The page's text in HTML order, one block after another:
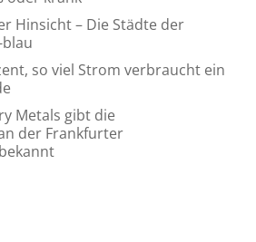
Hinsicht – Die Städte der
so viel Strom verbraucht ein
Metals gibt die
der Frankfurter